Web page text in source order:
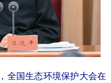
海南
云南
青海 宁夏
黑龙江
全国生态环境保护大会在